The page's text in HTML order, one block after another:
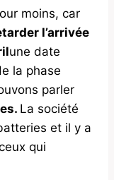
moins, car
l’arrivée
une date
la phase
parler
La société
et il y a
qui